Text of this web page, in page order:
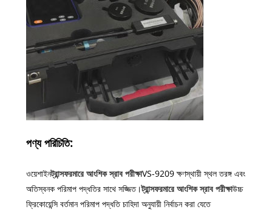
পণ্য পরিচিতি:
ওয়েশাইনট্রান্সফরমারে আংশিক স্রাব পরীক্ষাVS-9209 ক্ষণস্থায়ী স্থল তরঙ্গ এবং
অতিস্বনক পরিমাপ পদ্ধতির সাথে সজ্জিত।ট্রান্সফরমারে আংশিক স্রাব পরীক্ষাউচ্চ
ফ্রিকোয়েন্সি বর্তমান পরিমাপ পদ্ধতি চাহিদা অনুযায়ী নির্বাচন করা যেতে